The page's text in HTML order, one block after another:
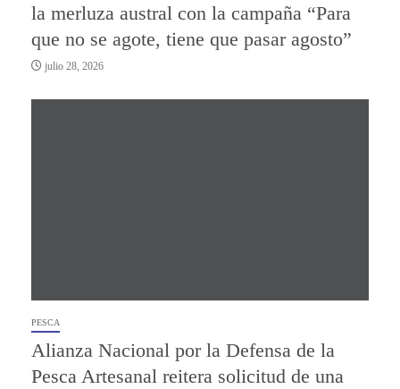
la merluza austral con la campaña “Para
que no se agote, tiene que pasar agosto”
julio 28, 2026
PESCA
Alianza Nacional por la Defensa de la
Pesca Artesanal reitera solicitud de una